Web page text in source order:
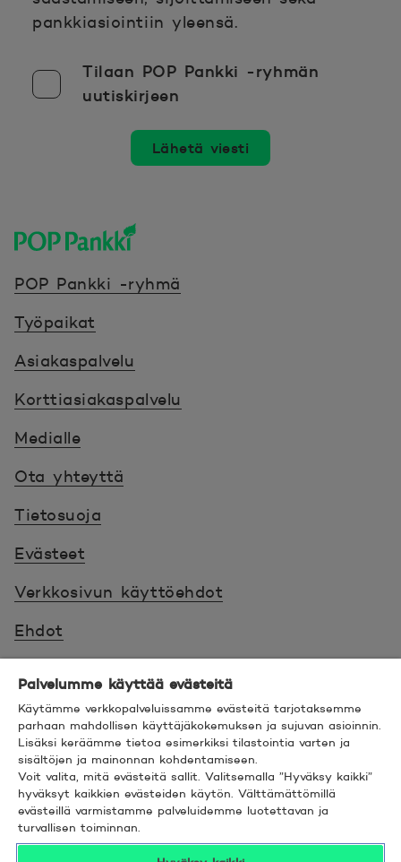
pankkiasiointiin yleensä.
Tilaan POP Pankki -ryhmän
uutiskirjeen
Lähetä viesti
POP Pankki -ryhmä
Työpaikat
Asiakaspalvelu
Korttiasiakaspalvelu
Medialle
Ota yhteyttä
Tietosuoja
Evästeet
Verkkosivun käyttöehdot
Ehdot
Saavutettavuus
Hyödyllistä tietää
© 2026 POP Pankki,Hevosenkenkä 3, 02600
ESPOO
Palvelumme käyttää evästeitä
Käytämme verkkopalveluissamme evästeitä tarjotaksemme
parhaan mahdollisen käyttäjäkokemuksen ja sujuvan asioinnin.
Lisäksi keräämme tietoa esimerkiksi tilastointia varten ja
sisältöjen ja mainonnan kohdentamiseen.
Voit valita, mitä evästeitä sallit. Valitsemalla ”Hyväksy kaikki”
hyväksyt kaikkien evästeiden käytön. Välttämättömillä
evästeillä varmistamme palveluidemme luotettavan ja
turvallisen toiminnan.